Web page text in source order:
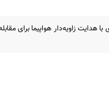
زاویه‌دار هواپیما برای